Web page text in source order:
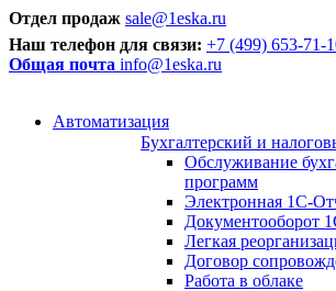
Отдел продаж sale@1eska.ru
Наш телефон для связи: +7 (499) 653-71-
Общая почта info@1eska.ru
Автоматизация
Бухгалтерский и
Обслуживание
программ
Электронная 1С-
Документооборот
Легкая
Договор
Работа в облаке